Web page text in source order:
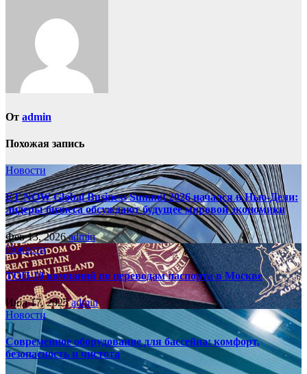
От admin
Похожая запись
Новости
ET NOW Global Business Summit 2026 начался в Нью‑Дели:
лидеры бизнеса обсуждают будущее мировой экономики
Фев 13, 2026admin
Новости
ТОП-10 компаний по переводам паспорта в Москве
Июл 17, 2025admin
Новости
Современное оборудование для бассейна: комфорт,
безопасность и чистота